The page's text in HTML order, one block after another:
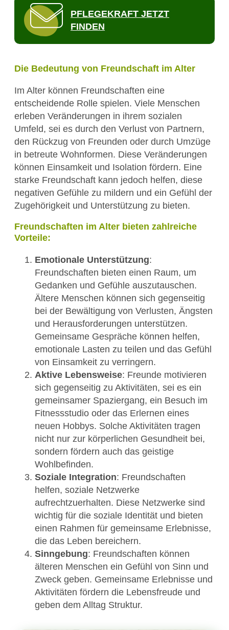
PFLEGEKRAFT JETZT
FINDEN
Die Bedeutung von Freundschaft im Alter
Im Alter können Freundschaften eine
entscheidende Rolle spielen. Viele Menschen
erleben Veränderungen in ihrem sozialen
Umfeld, sei es durch den Verlust von Partnern,
den Rückzug von Freunden oder durch Umzüge
in betreute Wohnformen. Diese Veränderungen
können Einsamkeit und Isolation fördern. Eine
starke Freundschaft kann jedoch helfen, diese
negativen Gefühle zu mildern und ein Gefühl der
Zugehörigkeit und Unterstützung zu bieten.
Freundschaften im Alter bieten zahlreiche
Vorteile:
Emotionale Unterstützung:
Freundschaften bieten einen Raum, um
Gedanken und Gefühle auszutauschen.
Ältere Menschen können sich gegenseitig
bei der Bewältigung von Verlusten, Ängsten
und Herausforderungen unterstützen.
Gemeinsame Gespräche können helfen,
emotionale Lasten zu teilen und das Gefühl
von Einsamkeit zu verringern.
Aktive Lebensweise: Freunde motivieren
sich gegenseitig zu Aktivitäten, sei es ein
gemeinsamer Spaziergang, ein Besuch im
Fitnessstudio oder das Erlernen eines
neuen Hobbys. Solche Aktivitäten tragen
nicht nur zur körperlichen Gesundheit bei,
sondern fördern auch das geistige
Wohlbefinden.
Soziale Integration: Freundschaften
helfen, soziale Netzwerke
aufrechtzuerhalten. Diese Netzwerke sind
wichtig für die soziale Identität und bieten
einen Rahmen für gemeinsame Erlebnisse,
die das Leben bereichern.
Sinngebung: Freundschaften können
älteren Menschen ein Gefühl von Sinn und
Zweck geben. Gemeinsame Erlebnisse und
Aktivitäten fördern die Lebensfreude und
geben dem Alltag Struktur.